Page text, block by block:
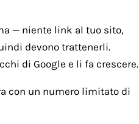
— niente link al tuo sito,
devono trattenerli.
di Google e li fa crescere.
con un numero limitato di